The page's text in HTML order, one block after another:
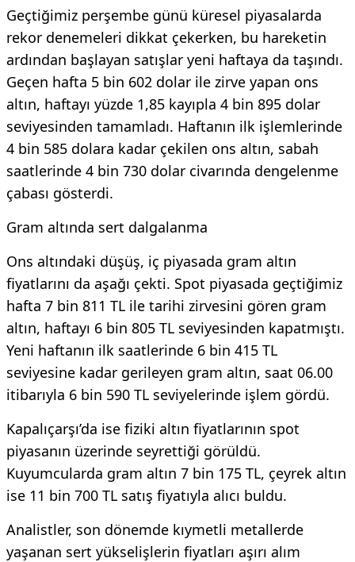
Geçtiğimiz perşembe günü küresel piyasalarda
rekor denemeleri dikkat çekerken, bu hareketin
ardından başlayan satışlar yeni haftaya da taşındı.
Geçen hafta 5 bin 602 dolar ile zirve yapan ons
altın, haftayı yüzde 1,85 kayıpla 4 bin 895 dolar
seviyesinden tamamladı. Haftanın ilk işlemlerinde
4 bin 585 dolara kadar çekilen ons altın, sabah
saatlerinde 4 bin 730 dolar civarında dengelenme
çabası gösterdi.
Gram altında sert dalgalanma
Ons altındaki düşüş, iç piyasada gram altın
fiyatlarını da aşağı çekti. Spot piyasada geçtiğimiz
hafta 7 bin 811 TL ile tarihi zirvesini gören gram
altın, haftayı 6 bin 805 TL seviyesinden kapatmıştı.
Yeni haftanın ilk saatlerinde 6 bin 415 TL
seviyesine kadar gerileyen gram altın, saat 06.00
itibarıyla 6 bin 590 TL seviyelerinde işlem gördü.
Kapalıçarşı’da ise fiziki altın fiyatlarının spot
piyasanın üzerinde seyrettiği görüldü.
Kuyumcularda gram altın 7 bin 175 TL, çeyrek altın
ise 11 bin 700 TL satış fiyatıyla alıcı buldu.
Analistler, son dönemde kıymetli metallerde
yaşanan sert yükselişlerin fiyatları aşırı alım